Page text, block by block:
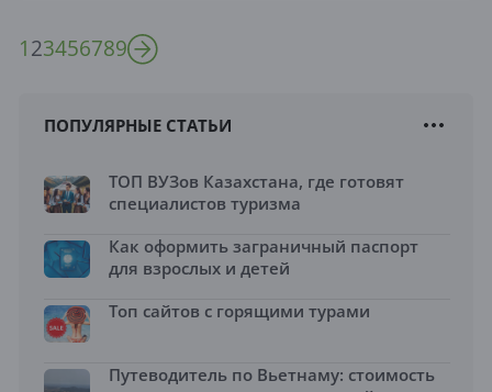
123456789
ПОПУЛЯРНЫЕ СТАТЬИ
ТОП ВУЗов Казахстана, где готовят
специалистов туризма
Как оформить заграничный паспорт
для взрослых и детей
Топ сайтов с горящими турами
Путеводитель по Вьетнаму: стоимость